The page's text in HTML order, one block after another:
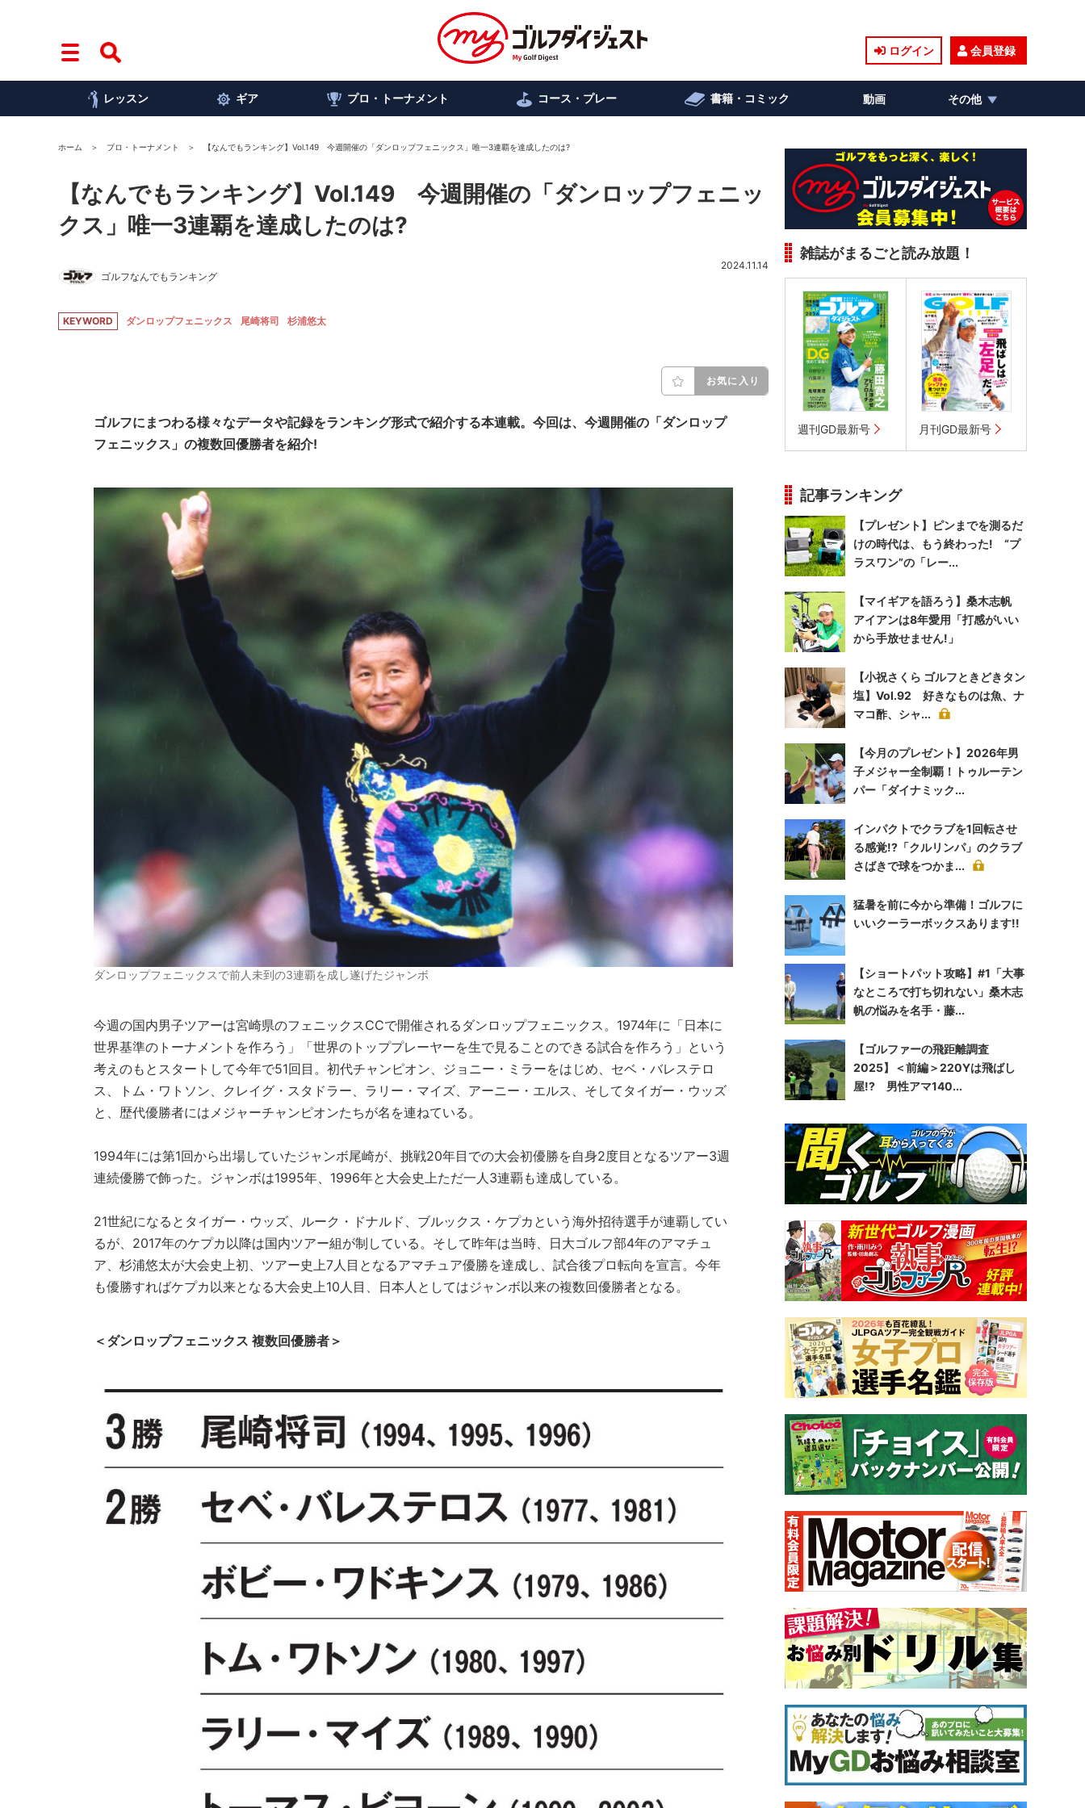
ログイン 会員登録
レッスン ギア プロ・トーナメント コース・プレー 書籍・コミック 動画 その他
ホーム プロ・トーナメント 【なんでもランキング】Vol.149 今週開催の「ダンロップフェニックス」唯一3連覇を達成したのは?
【なんでもランキング】Vol.149 今週開催の「ダンロップフェニッ
クス」唯一3連覇を達成したのは?
ゴルフなんでもランキング
2024.11.14
KEYWORD ダンロップフェニックス 尾崎将司 杉浦悠太
お気に入り
ゴルフにまつわる様々なデータや記録をランキング形式で紹介する本連載。今回は、今週開催の「ダンロップ
フェニックス」の複数回優勝者を紹介!
ダンロップフェニックスで前人未到の3連覇を成し遂げたジャンボ
今週の国内男子ツアーは宮崎県のフェニックスCCで開催されるダンロップフェニックス。1974年に「日本に
世界基準のトーナメントを作ろう」「世界のトッププレーヤーを生で見ることのできる試合を作ろう」という
考えのもとスタートして今年で51回目。初代チャンピオン、ジョニー・ミラーをはじめ、セベ・バレステロ
ス、トム・ワトソン、クレイグ・スタドラー、ラリー・マイズ、アーニー・エルス、そしてタイガー・ウッズ
と、歴代優勝者にはメジャーチャンピオンたちが名を連ねている。
1994年には第1回から出場していたジャンボ尾崎が、挑戦20年目での大会初優勝を自身2度目となるツアー3週
連続優勝で飾った。ジャンボは1995年、1996年と大会史上ただ一人3連覇も達成している。
21世紀になるとタイガー・ウッズ、ルーク・ドナルド、ブルックス・ケプカという海外招待選手が連覇してい
るが、2017年のケプカ以降は国内ツアー組が制している。そして昨年は当時、日大ゴルフ部4年のアマチュ
ア、杉浦悠太が大会史上初、ツアー史上7人目となるアマチュア優勝を達成し、試合後プロ転向を宣言。今年
も優勝すればケプカ以来となる大会史上10人目、日本人としてはジャンボ以来の複数回優勝者となる。
＜ダンロップフェニックス 複数回優勝者＞
雑誌がまるごと読み放題！
週刊GD最新号 月刊GD最新号
記事ランキング
【プレゼント】ピンまでを測るだ
けの時代は、もう終わった! “プ
ラスワン”の「レー...
【マイギアを語ろう】桑木志帆
アイアンは8年愛用「打感がいい
から手放せません!」
【小祝さくら ゴルフときどきタン
塩】Vol.92 好きなものは魚、ナ
マコ酢、シャ...
【今月のプレゼント】2026年男
子メジャー全制覇！トゥルーテン
パー「ダイナミック...
インパクトでクラブを1回転させ
る感覚!?「クルリンパ」のクラブ
さばきで球をつかま...
猛暑を前に今から準備！ゴルフに
いいクーラーボックスあります!!
【ショートパット攻略】#1「大事
なところで打ち切れない」桑木志
帆の悩みを名手・藤...
【ゴルファーの飛距離調査
2025】＜前編＞220Yは飛ばし
屋!? 男性アマ140...